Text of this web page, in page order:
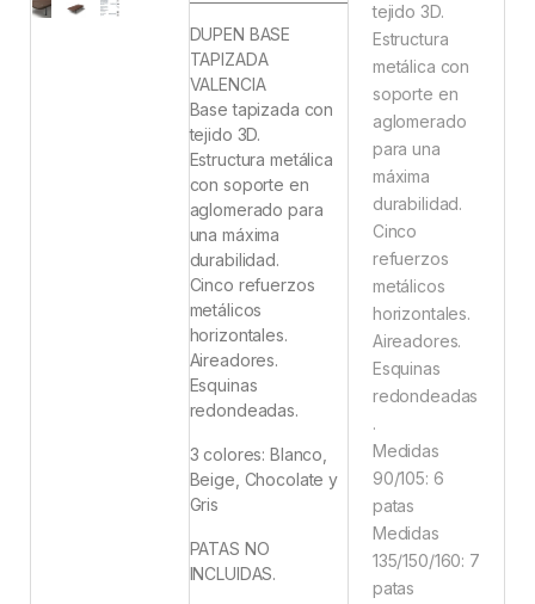
DUPEN BASE
TAPIZADA
VALENCIA
Base tapizada con
tejido 3D.
Estructura metálica
con soporte en
aglomerado para
una máxima
durabilidad.
Cinco refuerzos
metálicos
horizontales.
Aireadores.
Esquinas
redondeadas.
3 colores: Blanco,
Beige, Chocolate y
Gris
PATAS NO
INCLUIDAS.
tejido 3D.
Estructura
metálica con
soporte en
aglomerado
para una
máxima
durabilidad.
Cinco
refuerzos
metálicos
horizontales.
Aireadores.
Esquinas
redondeadas
.
Medidas
90/105: 6
patas
Medidas
135/150/160: 7
patas